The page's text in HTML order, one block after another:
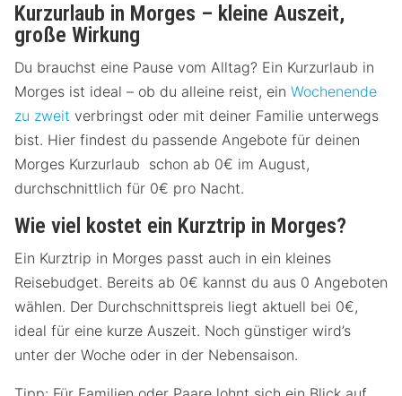
Kurzurlaub in Morges – kleine Auszeit,
große Wirkung
Du brauchst eine Pause vom Alltag? Ein Kurzurlaub in
Morges ist ideal – ob du alleine reist, ein Wochenende
zu zweit verbringst oder mit deiner Familie unterwegs
bist. Hier findest du passende Angebote für deinen
Morges Kurzurlaub schon ab 0€ im August,
durchschnittlich für 0€ pro Nacht.
Wie viel kostet ein Kurztrip in Morges?
Ein Kurztrip in Morges passt auch in ein kleines
Reisebudget. Bereits ab 0€ kannst du aus 0 Angeboten
wählen. Der Durchschnittspreis liegt aktuell bei 0€,
ideal für eine kurze Auszeit. Noch günstiger wird’s
unter der Woche oder in der Nebensaison.